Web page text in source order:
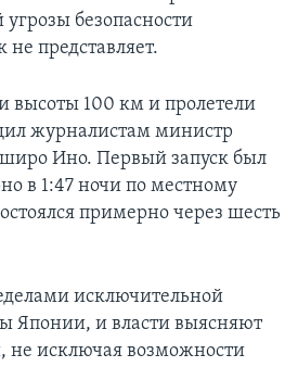
безопасности
представляет.
высоты 100 км и пролетели
журналистам министр
Ино. Первый запуск был
в 1:47 ночи по местному
примерно через шесть
исключительной
Японии, и власти выясняют
не исключая возможности